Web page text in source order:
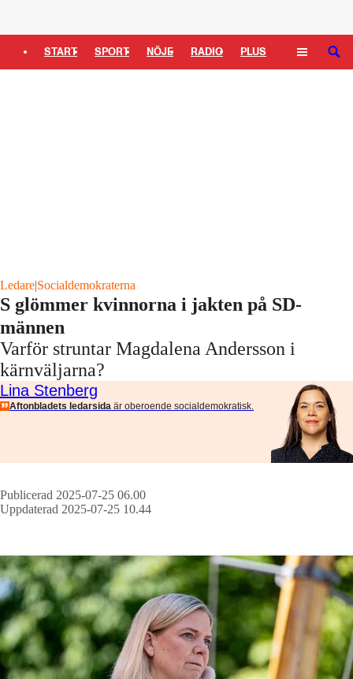
START SPORT NÖJE RADIO PLUS SÖK
Ledare|Socialdemokraterna
S glömmer kvinnorna i jakten på SD-
männen
Varför struntar Magdalena Andersson i
kärnväljarna?
Lina Stenberg
Aftonbladets ledarsida är oberoende socialdemokratisk.
Publicerad 2025-07-25 06.00
Uppdaterad 2025-07-25 10.44